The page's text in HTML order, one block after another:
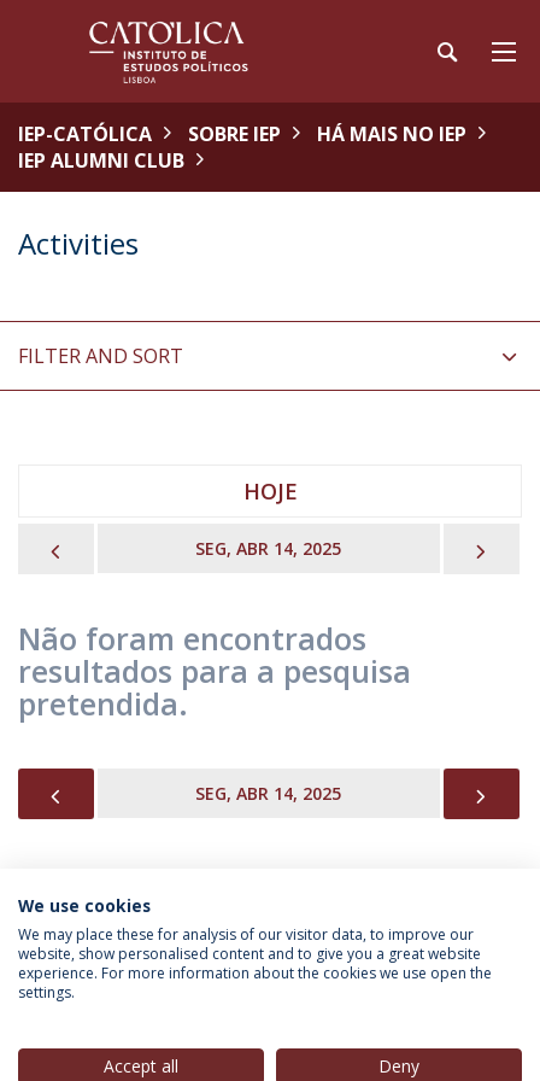
IEP-CATÓLICA SOBRE IEP
HÁ MAIS NO IEP
IEP ALUMNI CLUB
Activities
FILTER AND SORT
HOJE
SEG, ABR 14, 2025
Não foram encontrados
resultados para a pesquisa
pretendida.
SEG, ABR 14, 2025
INFORMAÇÃO PARA
We use cookies
We may place these for analysis of our visitor data, to improve our
website, show personalised content and to give you a great website
experience. For more information about the cookies we use open the
settings.
Accept all Deny